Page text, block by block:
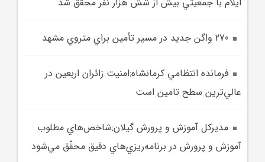
270 واگن جديد در مسير تأمين براي متروي مشهد
فرمانده انتظامي کرمانشاه:امنيت زائران اربعين در
عالي‌ترين سطح تامين است
مديرکل آموزش و پرورش گيلان:شاخص‌هاي مطلوب
آموزش و پرورش در برنامه‌ريزي‌هاي دقيق محقّق مي‌شود